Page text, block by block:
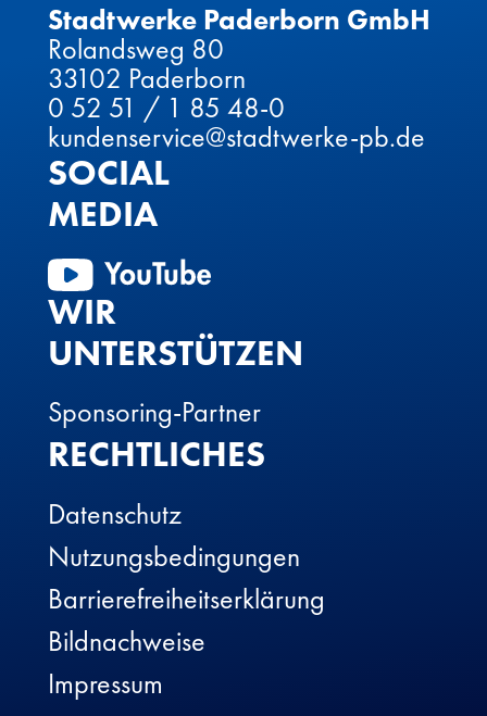
Stadtwerke Paderborn GmbH
Rolandsweg 80
33102 Paderborn
0 52 51 / 1 85 48-0
kundenservice@stadtwerke-pb.de
SOCIAL
MEDIA
WIR
UNTERSTÜTZEN
Sponsoring-Partner
RECHTLICHES
Datenschutz
Nutzungsbedingungen
Barrierefreiheitserklärung
Bildnachweise
Impressum